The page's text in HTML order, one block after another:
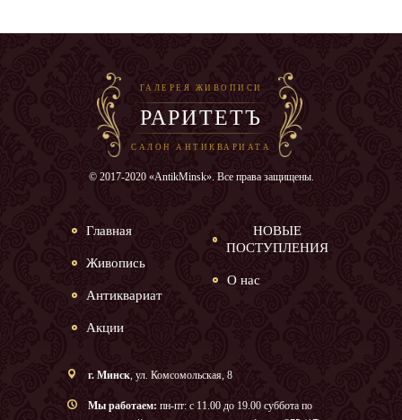
ГАЛЕРЕЯ ЖИВОПИСИ
РАРИТЕТЪ
САЛОН АНТИКВАРИАТА
© 2017-2020 «AntikMinsk». Все права защищены.
Главная
Живопись
Антиквариат
Акции
НОВЫЕ
ПОСТУПЛЕНИЯ
О нас
г. Минск, ул. Комсомольская, 8
Мы работаем: пн-пт: с 11.00 до 19.00 суббота по